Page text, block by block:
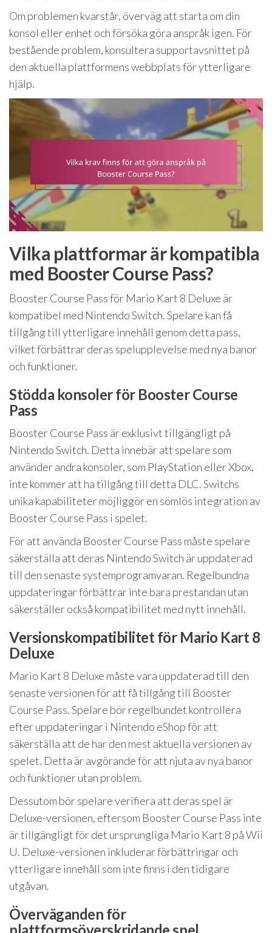
Om problemen kvarstår, överväg att starta om din
konsol eller enhet och försöka göra anspråk igen. För
bestående problem, konsultera supportavsnittet på
den aktuella plattformens webbplats för ytterligare
hjälp.
Vilka plattformar är kompatibla
med Booster Course Pass?
Booster Course Pass för Mario Kart 8 Deluxe är
kompatibel med Nintendo Switch. Spelare kan få
tillgång till ytterligare innehåll genom detta pass,
vilket förbättrar deras spelupplevelse med nya banor
och funktioner.
Stödda konsoler för Booster Course
Pass
Booster Course Pass är exklusivt tillgängligt på
Nintendo Switch. Detta innebär att spelare som
använder andra konsoler, som PlayStation eller Xbox,
inte kommer att ha tillgång till detta DLC. Switchs
unika kapabiliteter möjliggör en sömlös integration av
Booster Course Pass i spelet.
För att använda Booster Course Pass måste spelare
säkerställa att deras Nintendo Switch är uppdaterad
till den senaste systemprogramvaran. Regelbundna
uppdateringar förbättrar inte bara prestandan utan
säkerställer också kompatibilitet med nytt innehåll.
Versionskompatibilitet för Mario Kart 8
Deluxe
Mario Kart 8 Deluxe måste vara uppdaterad till den
senaste versionen för att få tillgång till Booster
Course Pass. Spelare bör regelbundet kontrollera
efter uppdateringar i Nintendo eShop för att
säkerställa att de har den mest aktuella versionen av
spelet. Detta är avgörande för att njuta av nya banor
och funktioner utan problem.
Dessutom bör spelare verifiera att deras spel är
Deluxe-versionen, eftersom Booster Course Pass inte
är tillgängligt för det ursprungliga Mario Kart 8 på Wii
U. Deluxe-versionen inkluderar förbättringar och
ytterligare innehåll som inte finns i den tidigare
utgåvan.
Överväganden för